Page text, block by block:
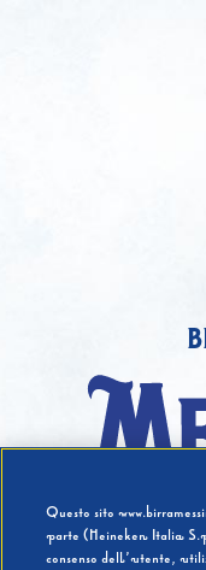
Hai
Questo sito
parte (Heineken Italia
consenso dell’utente,